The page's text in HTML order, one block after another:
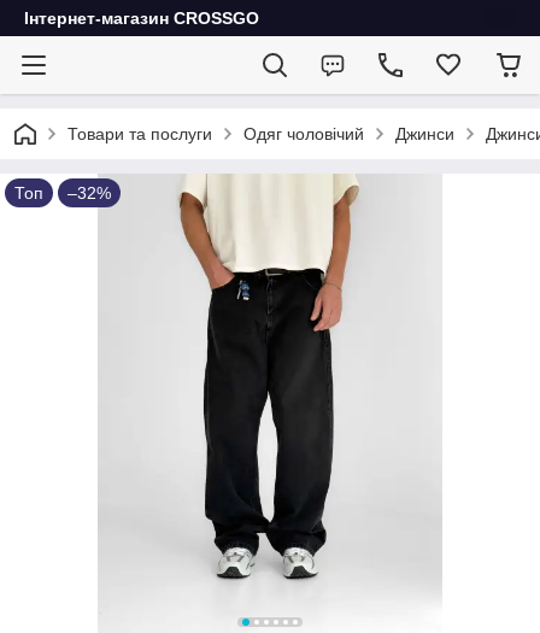
Інтернет-магазин CROSSGO
Товари та послуги Одяг чоловічий Джинси
Топ –32%